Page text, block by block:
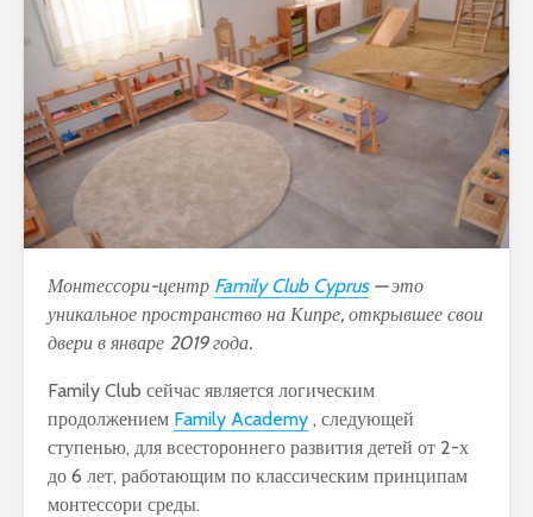
Монтессори-центр Family Club Cyprus— это
уникальное пространство на Кипре, открывшее свои
двери в январе 2019 года.
Family Club сейчас является логическим
продолжением Family Academy , следующей
ступенью, для всестороннего развития детей от 2-х
до 6 лет, работающим по классическим принципам
монтессори среды.